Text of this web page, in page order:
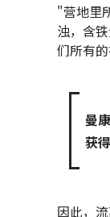
"营地里
浊，含
们所有
曼
获
因此，